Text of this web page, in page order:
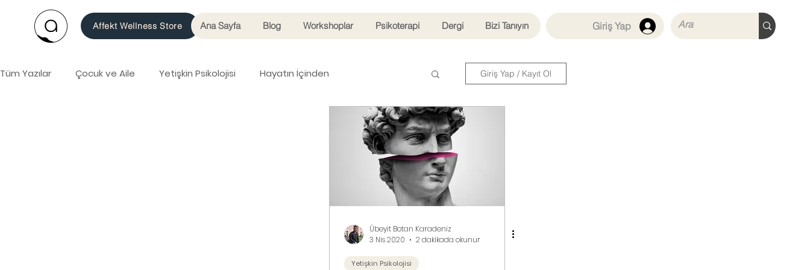
Affekt Wellness Store Ana Sayfa Blog Workshoplar Psikoterapi Dergi Bizi Tanıyın Giriş Yap
Tüm Yazılar Çocuk ve Aile Yetişkin Psikolojisi Hayatın İçinden
İlişkiler
Giriş Yap / Kayıt Ol
Übeyit Botan Karadeniz
3 Nis 2020
2 dakikada okunur
Yetişkin Psikolojisi